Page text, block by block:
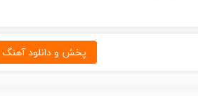
پخش و دانلود آهنگ